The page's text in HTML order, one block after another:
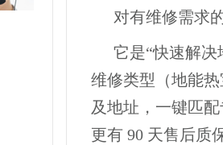
对有维修需求
它是“快速解决
维修类型（地能
及地址，一键匹
更有 90 天售后质